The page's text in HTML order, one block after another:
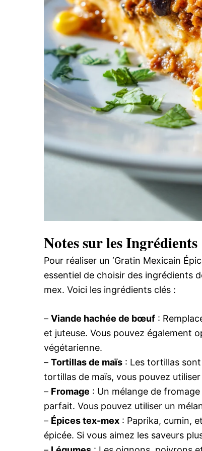
Notes sur les Ingrédients
Pour réaliser un ‘Gratin Mexicain
essentiel de choisir des ingrédients
mex. Voici les ingrédients clés :
– Viande hachée de bœuf :
et juteuse. Vous pouvez également
végétarienne.
– Tortillas de maïs : Les tortillas
tortillas de maïs, vous pouvez
– Fromage : Un mélange de
parfait. Vous pouvez utiliser un
– Épices tex-mex : Paprika, cumin,
épicée. Si vous aimez les saveurs